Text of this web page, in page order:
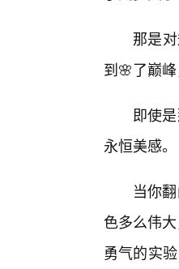
那是
到🌸了巅
即使
永恒美感。
当你
色多么伟
勇气的实